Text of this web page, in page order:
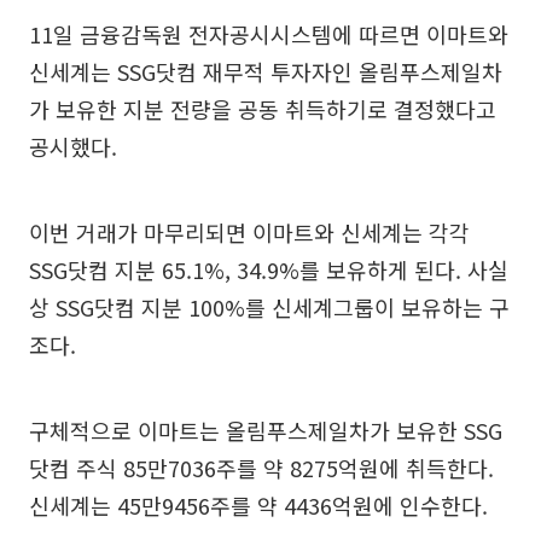
11일 금융감독원 전자공시시스템에 따르면 이마트와
신세계는 SSG닷컴 재무적 투자자인 올림푸스제일차
가 보유한 지분 전량을 공동 취득하기로 결정했다고
공시했다.
이번 거래가 마무리되면 이마트와 신세계는 각각
SSG닷컴 지분 65.1%, 34.9%를 보유하게 된다. 사실
상 SSG닷컴 지분 100%를 신세계그룹이 보유하는 구
조다.
구체적으로 이마트는 올림푸스제일차가 보유한 SSG
닷컴 주식 85만7036주를 약 8275억원에 취득한다.
신세계는 45만9456주를 약 4436억원에 인수한다.